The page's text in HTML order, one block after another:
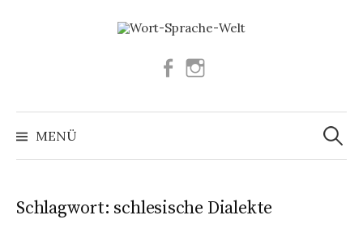
Facebook
MENÜ
Suchen
nach:
Schlagwort: schlesische Dialekte